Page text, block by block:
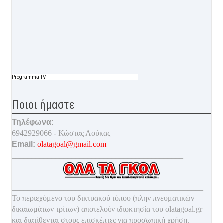
Programma TV
Ποιοι ήμαστε
Τηλέφωνα:
6942929066 - Κώστας Λούκας
Email: olatagoal@gmail.com
Το περιεχόμενο του δικτυακού τόπου (πλην πνευματικών
δικαιωμάτων τρίτων) αποτελούν ιδιοκτησία του olatagoal.gr
και διατίθενται στους επισκέπτες για προσωπική χρήση.